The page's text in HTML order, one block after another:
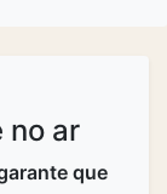
no ar
que